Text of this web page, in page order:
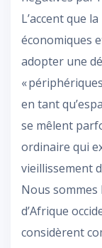
L’accent que
économiques
adopter une
«
en tant
se mêlent
ordinaire qui
vieillissement
Nous sommes
d’Afrique
considèrent